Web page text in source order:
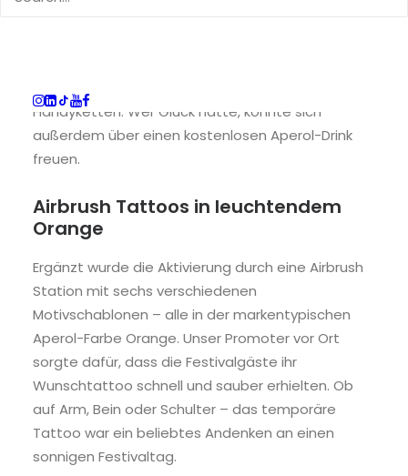
Handyketten. Wer Glück hatte, konnte sich
außerdem über einen kostenlosen Aperol-Drink
freuen.
Airbrush Tattoos in leuchtendem
Orange
Ergänzt wurde die Aktivierung durch eine Airbrush
Station mit sechs verschiedenen
Motivschablonen – alle in der markentypischen
Aperol-Farbe Orange. Unser Promoter vor Ort
sorgte dafür, dass die Festivalgäste ihr
Wunschtattoo schnell und sauber erhielten. Ob
auf Arm, Bein oder Schulter – das temporäre
Tattoo war ein beliebtes Andenken an einen
sonnigen Festivaltag.